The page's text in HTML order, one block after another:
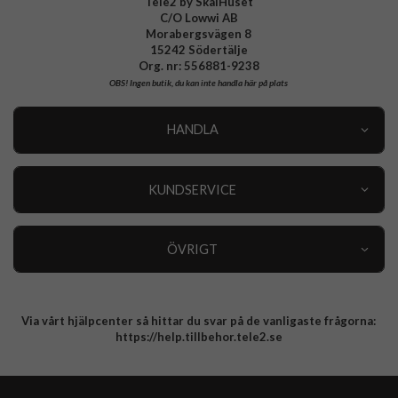
C/O Lowwi AB
Morabergsvägen 8
15242 Södertälje
Org. nr: 556881-9238
OBS!Ingen butik, du kan inte handla här på plats
HANDLA
KUNDSERVICE
ÖVRIGT
Integritetspolicy
Via vårt hjälpcenter så hittar du svar på de vanligaste frågorna:
https://help.tillbehor.tele2.se